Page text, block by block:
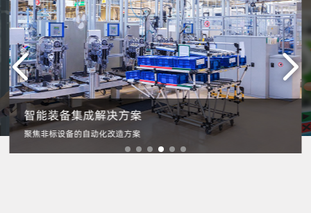
东智智能防疫管控平台解决方案
智能战“疫” 及时快速进行疫情管控
决方案
随时掌握生产现场情况
智能装备集成解决方案
聚焦非标设备的自动化改造方案
品质分析优化解决方案
设备预测性维护解决方案
东智智能防疫管控平台解决方案
智能战“疫” 及时快速进行疫情管控